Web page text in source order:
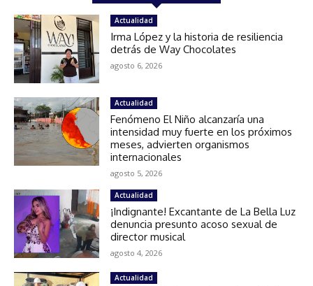
Actualidad
Irma López y la historia de resiliencia
detrás de Way Chocolates
agosto 6, 2026
Actualidad
Fenómeno El Niño alcanzaría una
intensidad muy fuerte en los próximos
meses, advierten organismos
internacionales
agosto 5, 2026
Actualidad
¡Indignante! Excantante de La Bella Luz
denuncia presunto acoso sexual de
director musical
agosto 4, 2026
Actualidad